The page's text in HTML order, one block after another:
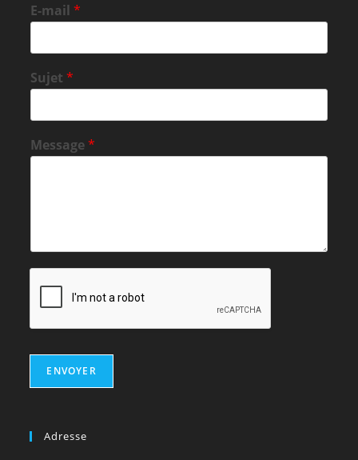
E-mail*
Sujet*
Message*
ENVOYER
Adresse